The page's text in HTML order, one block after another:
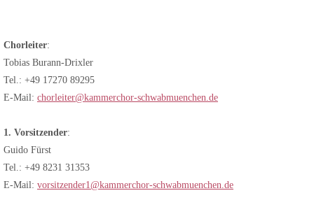
Chorleiter:
Tobias Burann-Drixler
Tel.: +49 17270 89295
E-Mail: chorleiter@kammerchor-schwabmuenchen.de
1. Vorsitzender:
Guido Fürst
Tel.: +49 8231 31353
E-Mail: vorsitzender1@kammerchor-schwabmuenchen.de